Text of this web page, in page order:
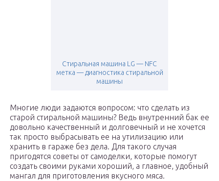
Стиральная машина LG — NFC
метка — диагностика стиральной
машины
Многие люди задаются вопросом: что сделать из
старой стиральной машины? Ведь внутренний бак ее
довольно качественный и долговечный и не хочется
так просто выбрасывать ее на утилизацию или
хранить в гараже без дела. Для такого случая
пригодятся советы от самоделки, которые помогут
создать своими руками хороший, а главное, удобный
мангал для приготовления вкусного мяса.